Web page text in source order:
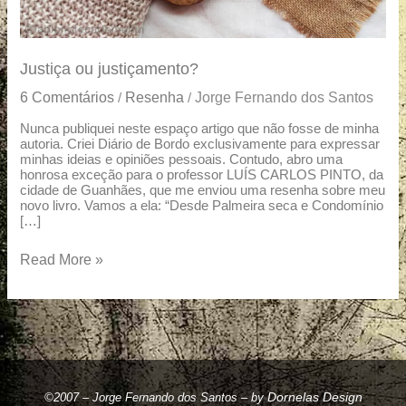
Justiça ou justiçamento?
6 Comentários / Resenha /Jorge Fernando dos Santos
Nunca publiquei neste espaço artigo que não fosse de minha
autoria. Criei Diário de Bordo exclusivamente para expressar
minhas ideias e opiniões pessoais. Contudo, abro uma
honrosa exceção para o professor LUÍS CARLOS PINTO, da
cidade de Guanhães, que me enviou uma resenha sobre meu
novo livro. Vamos a ela: “Desde Palmeira seca e Condomínio
[…]
Read More »
©2007 – Jorge Fernando dos Santos – byDornelas Design